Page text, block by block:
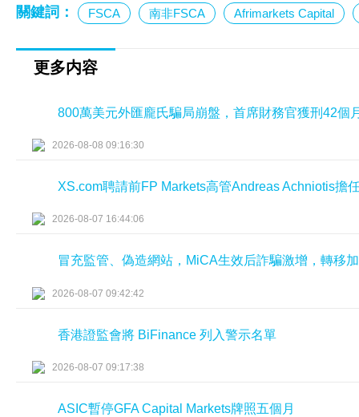
關鍵詞： FSCA 南非FSCA Afrimarkets Capital
更多内容
800萬美元外匯龐氏騙局崩盤，首席財務官獲刑42個
2026-08-08 09:16:30
XS.com聘請前FP Markets高管Andreas Achniotis擔
2026-08-07 16:44:06
冒充監管、偽造網站，MiCA生效后詐騙激增，轉移
2026-08-07 09:42:42
香港證監會將 BiFinance 列入警示名單
2026-08-07 09:17:38
ASIC暫停GFA Capital Markets牌照五個月